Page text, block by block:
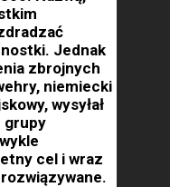
Jednak
zbrojnych
niemiecki
wysyłał
grupy
cel i wraz